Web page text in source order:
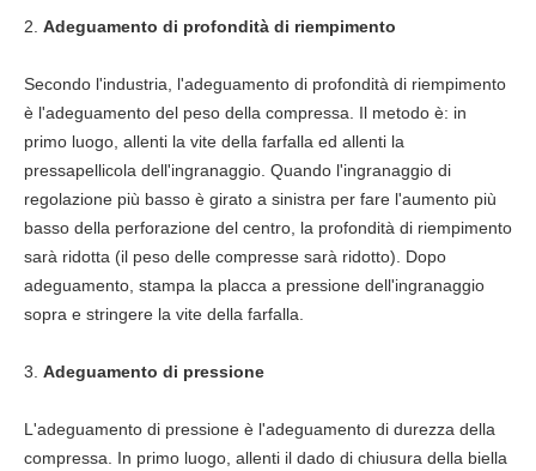
2. Adeguamento di profondità di riempimento
Secondo l'industria, l'adeguamento di profondità di riempimento
è l'adeguamento del peso della compressa. Il metodo è: in
primo luogo, allenti la vite della farfalla ed allenti la
pressapellicola dell'ingranaggio. Quando l'ingranaggio di
regolazione più basso è girato a sinistra per fare l'aumento più
basso della perforazione del centro, la profondità di riempimento
sarà ridotta (il peso delle compresse sarà ridotto). Dopo
adeguamento, stampa la placca a pressione dell'ingranaggio
sopra e stringere la vite della farfalla.
3. Adeguamento di pressione
L'adeguamento di pressione è l'adeguamento di durezza della
compressa. In primo luogo, allenti il dado di chiusura della biella